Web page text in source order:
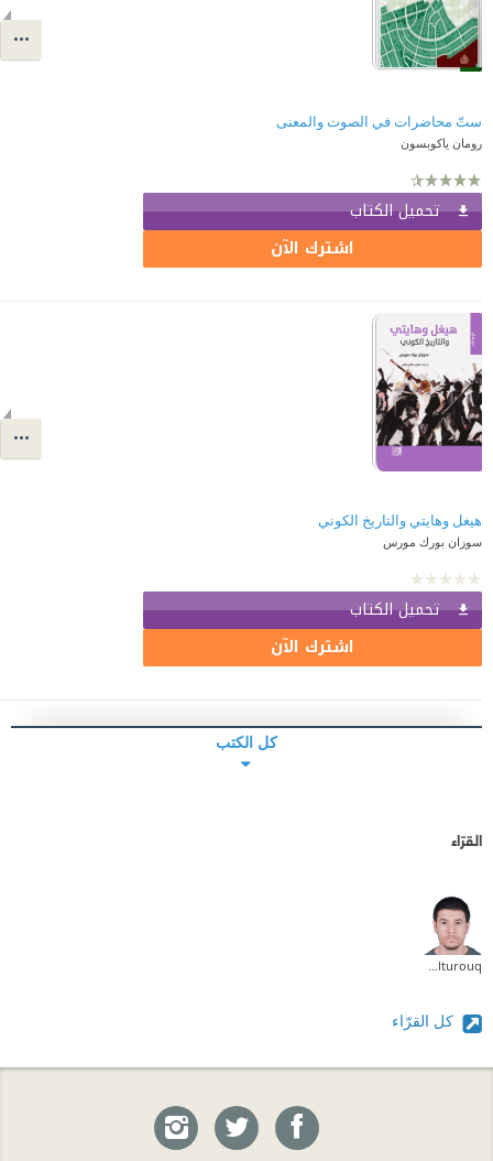
ستّ محاضرات في الصوت والمعنى
رومان ياكوبسون
تحميل الكتاب
اشترك الآن
هيغل وهايتي والتاريخ الكوني
سوزان بورك مورس
تحميل الكتاب
اشترك الآن
كل الكتب
القرّاء
Badruldeen Alturouq
كل القرّاء